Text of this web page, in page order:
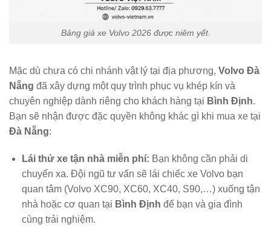
Bảng giá xe Volvo 2026 được niêm yết.
Mặc dù chưa có chi nhánh vật lý tại địa phương, Volvo Đà
Nẵng đã xây dựng một quy trình phục vụ khép kín và
chuyên nghiệp dành riêng cho khách hàng tại Bình Định.
Bạn sẽ nhận được đặc quyền không khác gì khi mua xe tại
Đà Nẵng:
Lái thử xe tận nhà miễn phí: Bạn không cần phải di
chuyển xa. Đội ngũ tư vấn sẽ lái chiếc xe Volvo bạn
quan tâm (Volvo XC90, XC60, XC40, S90,…) xuống tận
nhà hoặc cơ quan tại Bình Định để bạn và gia đình
cùng trải nghiệm.